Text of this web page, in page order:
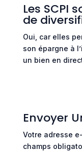
Les SCPI
de
Oui, car elles
son épargne à
un bien en
Envoyer
Votre adresse
champs